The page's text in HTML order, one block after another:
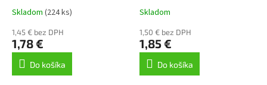
Skladom (224 ks)
1,45 € bez DPH
1,78 €
Do košíka
Skladom
1,50 € bez DPH
1,85 €
Do košíka